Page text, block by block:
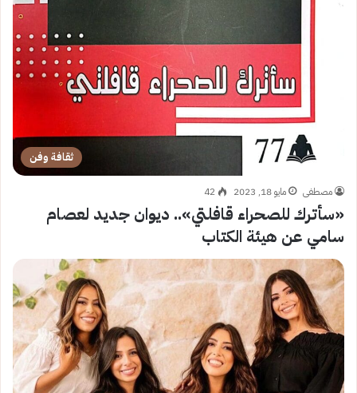
ثقافة وفن
مصطفى مايو 18, 2023 42
«سأترك للصحراء قافلتي».. ديوان جديد لعصام
سامي عن هيئة الكتاب